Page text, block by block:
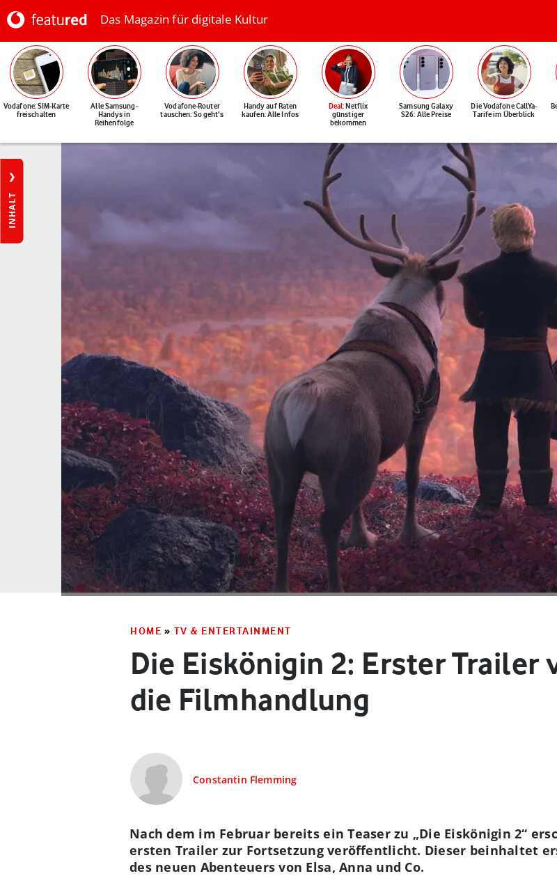
Das Magazin für digitale Kultur
Vodafone: SIM-Karte
freischalten
Alle Samsung-
Handys in
Reihenfolge
Vodafone-Router
tauschen: So geht's
Handy auf Raten
kaufen: Alle Infos
Deal: Netflix
günstiger
bekommen
Samsung Galaxy
S26: Alle Preise
Die Vodafone CallYa-
Tarife im Überblick
INHALT
HOME » TV & ENTERTAINMENT
Die Eiskönigin 2: Erster Trailer
die Filmhandlung
Constantin Flemming
Nach dem im Februar bereits ein Teaser zu „Die Eiskönigin 2“
ersten Trailer zur Fortsetzung veröffentlicht. Dieser beinhaltet
des neuen Abenteuers von Elsa, Anna und Co.